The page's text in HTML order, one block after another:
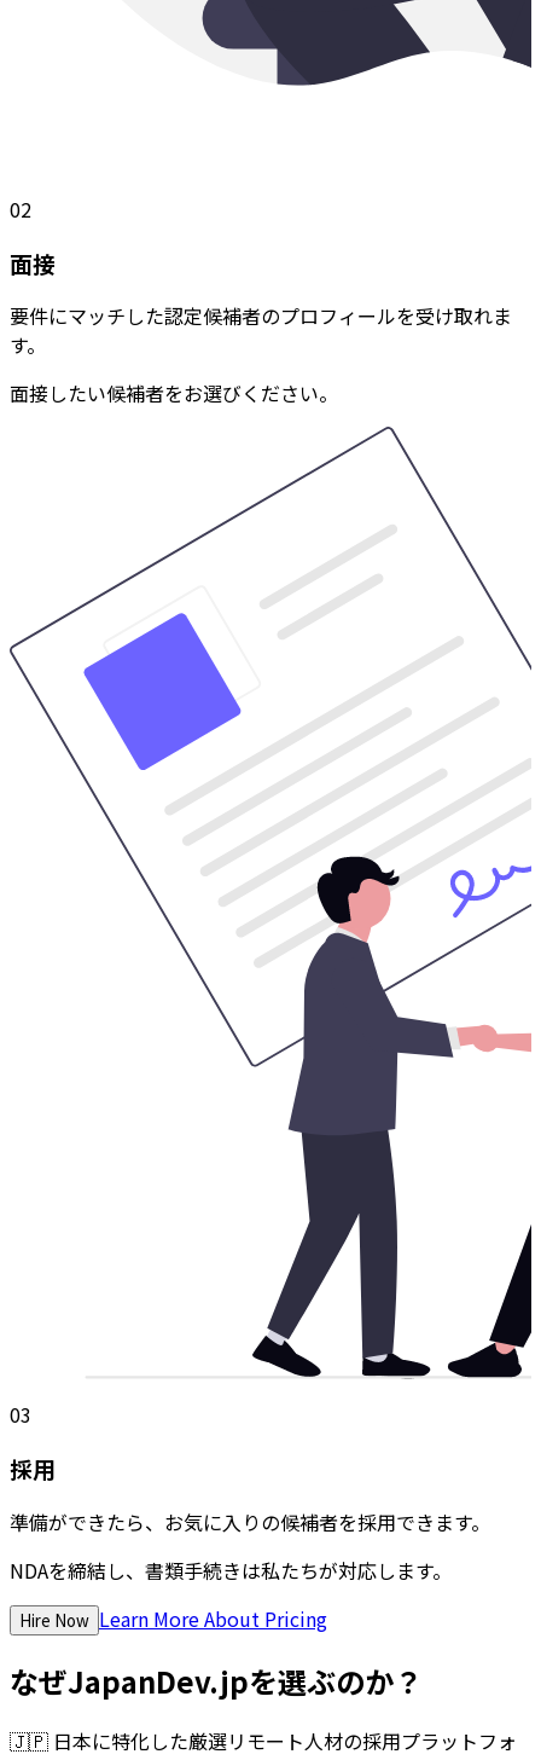
02
面接
要件にマッチした認定候補者のプロフィールを受け取れま
す。
面接したい候補者をお選びください。
03
採用
準備ができたら、お気に入りの候補者を採用できます。
NDAを締結し、書類手続きは私たちが対応します。
Hire Now Learn More About Pricing
なぜJapanDev.jpを選ぶのか？
🇯🇵 日本に特化した厳選リモート人材の採用プラットフォ